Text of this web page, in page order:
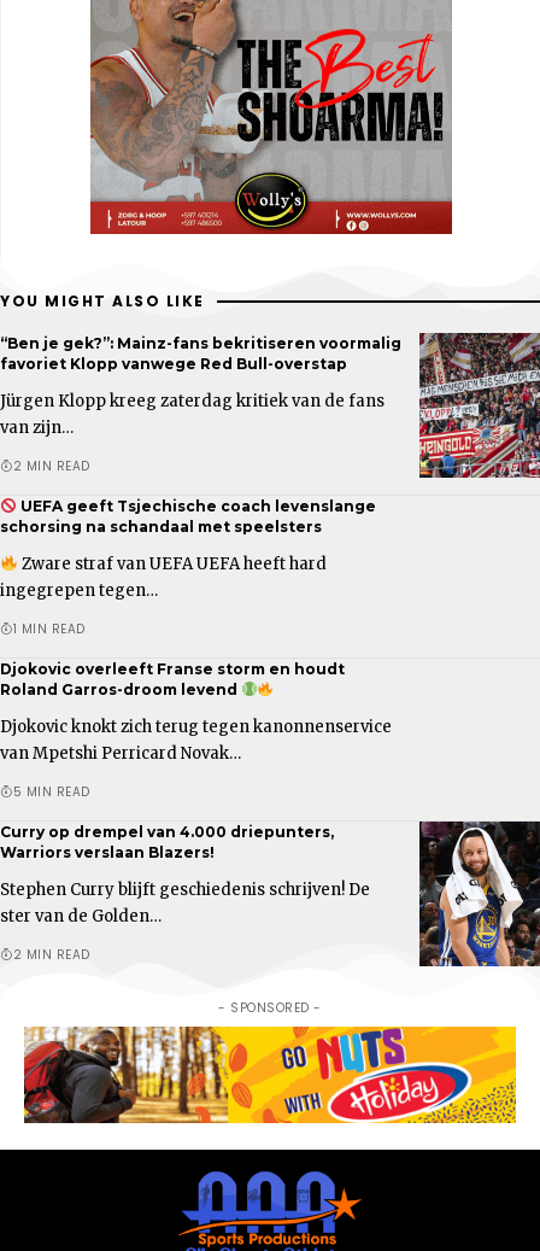
YOU MIGHT ALSO LIKE
“Ben je gek?”: Mainz-fans bekritiseren voormalig
favoriet Klopp vanwege Red Bull-overstap
Jürgen Klopp kreeg zaterdag kritiek van de fans
van zijn…
2 MIN READ
UEFA geeft Tsjechische coach levenslange
schorsing na schandaal met speelsters
Zware straf van UEFA UEFA heeft hard
ingegrepen tegen…
1 MIN READ
Djokovic overleeft Franse storm en houdt
Roland Garros-droom levend
Djokovic knokt zich terug tegen kanonnenservice
van Mpetshi Perricard Novak…
5 MIN READ
Curry op drempel van 4.000 driepunters,
Warriors verslaan Blazers!
Stephen Curry blijft geschiedenis schrijven! De
ster van de Golden…
2 MIN READ
- SPONSORED -